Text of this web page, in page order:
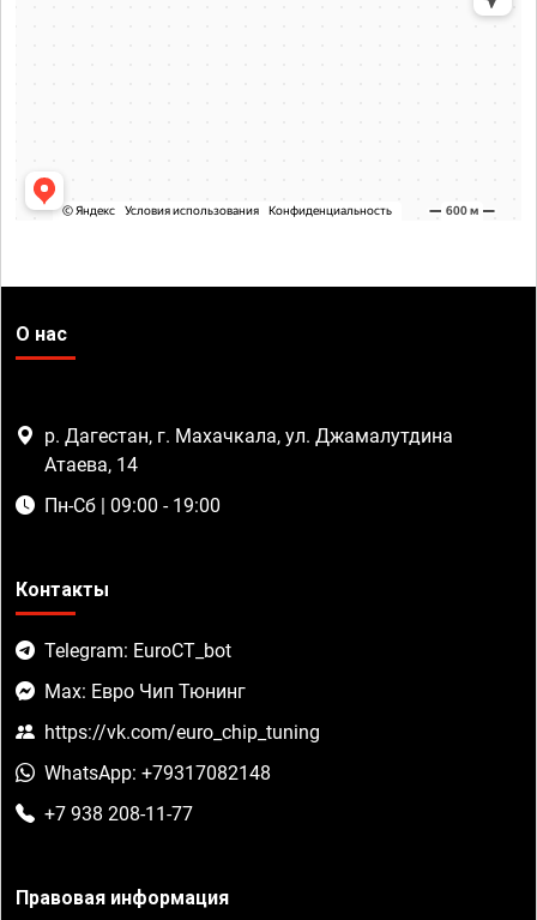
О нас
р. Дагестан, г. Махачкала, ул. Джамалутдина
Атаева, 14
Пн-Сб | 09:00 - 19:00
Контакты
Telegram: EuroCT_bot
Max: Евро Чип Тюнинг
https://vk.com/euro_chip_tuning
WhatsApp: +79317082148
+7 938 208-11-77
Правовая информация